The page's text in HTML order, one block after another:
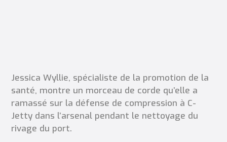
Jessica Wyllie, spécialiste de la promotion de la
santé, montre un morceau de corde qu’elle a
ramassé sur la défense de compression à C-
Jetty dans l’arsenal pendant le nettoyage du
rivage du port.